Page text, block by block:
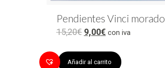
Pendientes Vinci morado
15,20€ 9,00€ con iva
Añadir al carrito